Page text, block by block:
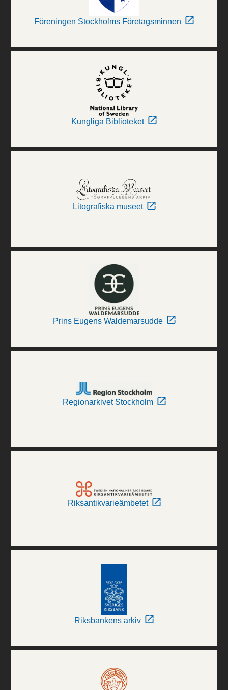
Föreningen Stockholms Företagsminnen
Kungliga Biblioteket
Litografiska museet
Prins Eugens Waldemarsudde
Regionarkivet Stockholm
Riksantikvarieämbetet
Riksbankens arkiv